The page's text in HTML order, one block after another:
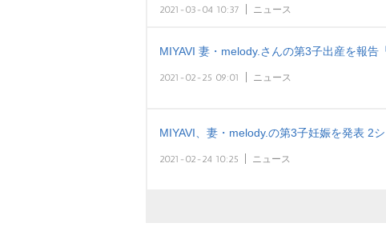
2021-03-04 10:37 ニュース
MIYAVI 妻・melody.さんの第3子出産を報告
2021-02-25 09:01 ニュース
MIYAVI、妻・melody.の第3子妊娠を発表 2
2021-02-24 10:25 ニュース